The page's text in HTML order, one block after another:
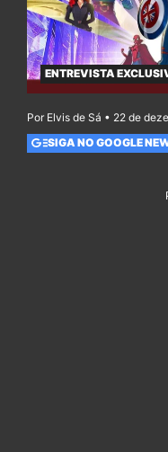
ENTREVISTA
Por Elvis de Sá • 22 de
SIGA NO GOOGLE